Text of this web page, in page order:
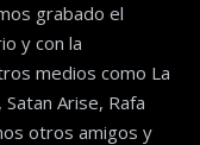
grabado el
y con la
medios como La
Arise, Rafa
otros amigos y